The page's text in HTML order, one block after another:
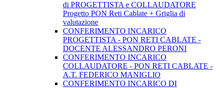
di PROGETTISTA e COLLAUDATORE
Progetto PON Reti Cablate + Griglia di
valutazione
CONFERIMENTO INCARICO
PROGETTISTA - PON RETI CABLATE -
DOCENTE ALESSANDRO PERONI
CONFERIMENTO INCARICO
COLLAUDATORE - PON RETI CABLATE -
A.T. FEDERICO MANIGLIO
CONFERIMENTO INCARICO DI